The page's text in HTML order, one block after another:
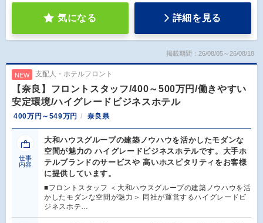
気になる 詳細を見る
掲載期間：26/08/05～26/08/18
NEW 支配人・ホテルフロント
【奈良】フロントスタッフ/400～500万円/働きやすい
安定環境/ハイグレードビジネスホテル
400万円～549万円 奈良県
仕事
内容
大和ハウスグループの建築ノウハウを活かしたモダンな
空間が魅力の ハイグレードビジネスホテルです。大手ホ
テルブランドのサービスや 高いホスピタリティをお客様
に提供しています。
■フロントスタッフ ＜大和ハウスグループの建築ノウハウを活
かしたモダンな空間が魅力＞ 同社が運営するハイグレードビ
ジネスホテ…